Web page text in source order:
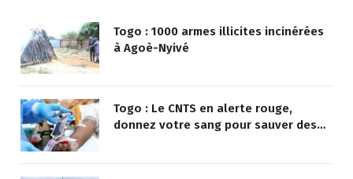
Togo : 1000 armes illicites incinérées
à Agoè-Nyivé
Togo : Le CNTS en alerte rouge,
donnez votre sang pour sauver des